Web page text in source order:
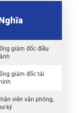
giám đốc điều
giám đốc tài
viên văn phòng,
ký